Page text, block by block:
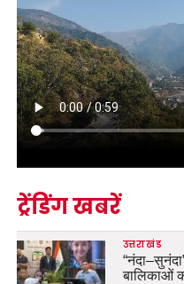
ट्रेंडिंग खबरें
उत्तराखंड
बालिकाओं